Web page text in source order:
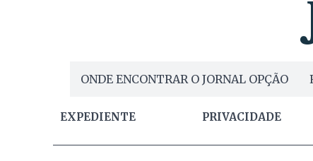
ONDE ENCONTRAR O JORNAL OPÇÃO
EXPEDIENTE PRIVACIDADE